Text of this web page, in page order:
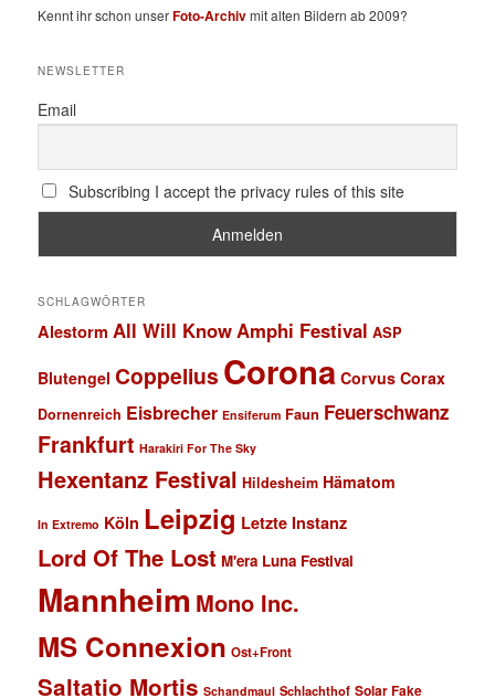
Kennt ihr schon unserFoto-Archivmit alten Bildern ab 2009?
NEWSLETTER
Email
Subscribing I accept the privacy rules of this site
SCHLAGWÖRTER
Alestorm All Will Know Amphi Festival ASP
Blutengel Coppelius Corona Corvus Corax
Dornenreich Eisbrecher Ensiferum Faun Feuerschwanz
Frankfurt Harakiri For The Sky
Hexentanz Festival Hildesheim Hämatom
In Extremo Köln Leipzig Letzte Instanz
Lord Of The Lost M'era Luna Festival
Mannheim Mono Inc.
MS Connexion Ost+Front
Saltatio Mortis Schandmaul Schlachthof Solar Fake